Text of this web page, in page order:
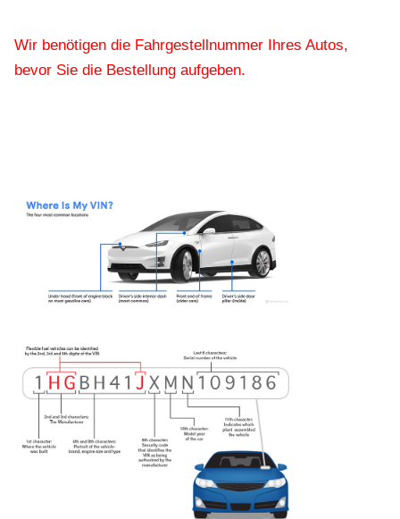
Wir benötigen die Fahrgestellnummer Ihres Autos,
bevor Sie die Bestellung aufgeben.